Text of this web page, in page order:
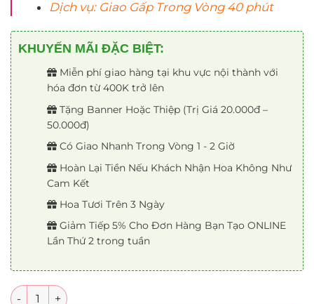
Dịch vụ: Giao Gấp Trong Vòng 40 phút
KHUYẾN MÃI ĐẶC BIỆT:
Miễn phí giao hàng tại khu vực nội thành với
hóa đơn từ 400K trở lên
Tặng Banner Hoặc Thiệp (Trị Giá 20.000đ –
50.000đ)
Có Giao Nhanh Trong Vòng 1 - 2 Giờ
Hoàn Lại Tiền Nếu Khách Nhận Hoa Không Như
Cam Kết
Hoa Tươi Trên 3 Ngày
Giảm Tiếp 5% Cho Đơn Hàng Bạn Tạo ONLINE
Lần Thứ 2 trong tuần
Số lượng